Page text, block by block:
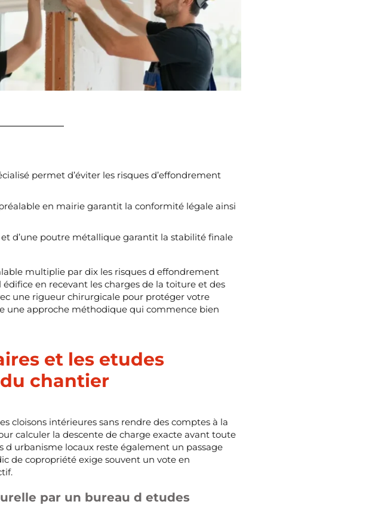
permet d’éviter les risques d’effondrement
en mairie garantit la conformité légale ainsi
et d’une poutre métallique garantit la stabilité finale
multiplie par dix les risques d effondrement
en recevant les charges de la toiture et des
une rigueur chirurgicale pour protéger votre
une approche méthodique qui commence bien
et les etudes
chantier
cloisons intérieures sans rendre des comptes à la
calculer la descente de charge exacte avant toute
urbanisme locaux reste également un passage
de copropriété exige souvent un vote en
par un bureau d etudes